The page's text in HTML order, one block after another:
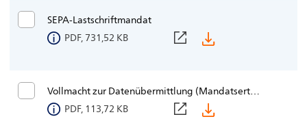
SEPA-Lastschriftmandat
PDF, 731,52 KB
Vollmacht zur Datenübermittlung (Mandatserteilung)
PDF, 113,72 KB